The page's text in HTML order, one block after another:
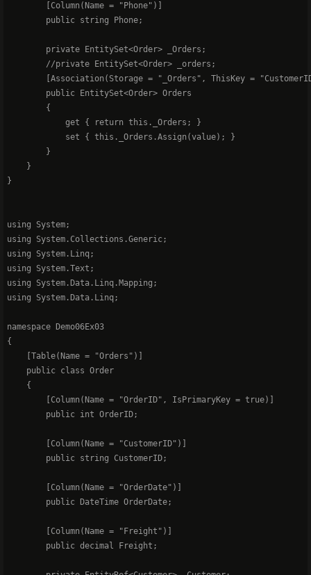
        [Column(Name = "Phone")]
        public string Phone;
        private EntitySet<Order> _Orders;
        //private EntitySet<Order> _orders;
[Association(Storage = "_Orders", ThisKey =
        public EntitySet<Order> Orders
        {
            get { return this._Orders; }
            set { this._Orders.Assign(value); }
        }
    }
}
using System;
using System.Collections.Generic;
using System.Linq;
using System.Text;
using System.Data.Linq.Mapping;
using System.Data.Linq;
namespace Demo06Ex03
{
    [Table(Name = "Orders")]
    public class Order
    {
        [Column(Name = "OrderID", IsPrimaryKey = true)]
        public int OrderID;
        [Column(Name = "CustomerID")]
        public string CustomerID;
        [Column(Name = "OrderDate")]
        public DateTime OrderDate;
        [Column(Name = "Freight")]
        public decimal Freight;